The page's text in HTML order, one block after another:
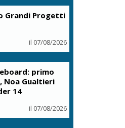
Grandi Progetti
il 07/08/2026
primo
Noa Gualtieri
14
il 07/08/2026